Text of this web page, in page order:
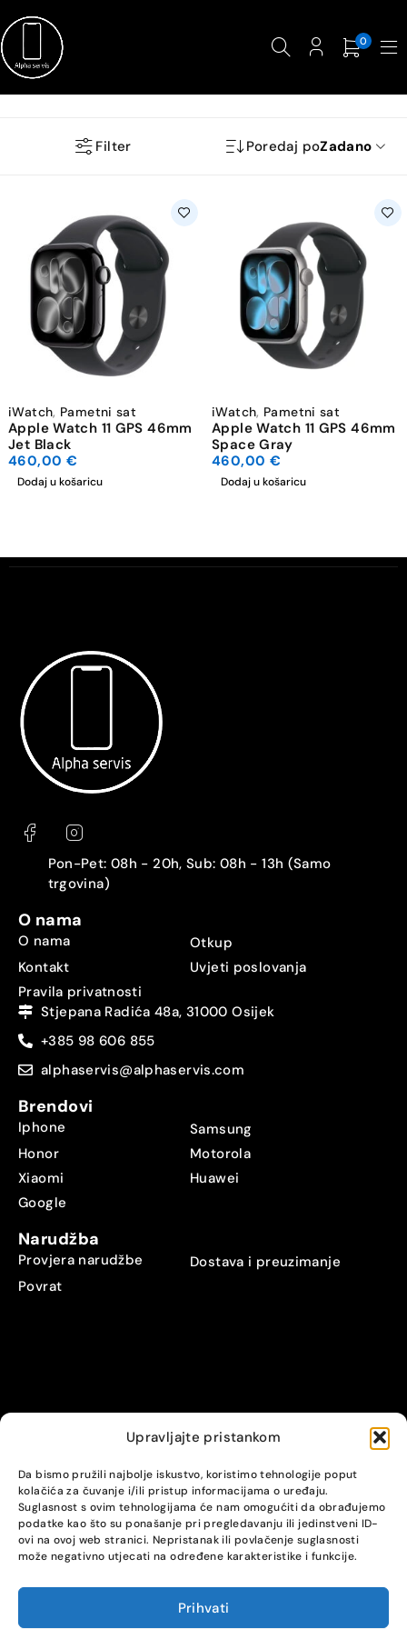
Upravljajte pristankom
Da bismo pružili najbolje iskustvo, koristimo tehnologije poput
kolačića za čuvanje i/ili pristup informacijama o uređaju.
Suglasnost s ovim tehnologijama će nam omogućiti da obrađujemo
podatke kao što su ponašanje pri pregledavanju ili jedinstveni ID-
ovi na ovoj web stranici. Nepristanak ili povlačenje suglasnosti
može negativno utjecati na određene karakteristike i funkcije.
Prihvati
0
Filter Poredaj poZadano
iWatch, Pametni sat
Apple Watch 11 GPS 46mm
Jet Black
460,00 €
Dodaj u košaricu
iWatch, Pametni sat
Apple Watch 11 GPS 46mm
Space Gray
460,00 €
Dodaj u košaricu
Pon-Pet: 08h - 20h, Sub: 08h - 13h (Samo
trgovina)
O nama
O nama
Otkup
Kontakt
Uvjeti poslovanja
Pravila privatnosti
Stjepana Radića 48a, 31000 Osijek
+385 98 606 855
alphaservis@alphaservis.com
Brendovi
Iphone
Samsung
Honor
Motorola
Xiaomi
Huawei
Google
Narudžba
Provjera narudžbe
Dostava i preuzimanje
Povrat
© Alpha servis. All Rights Reserved.
COMPARE (0)